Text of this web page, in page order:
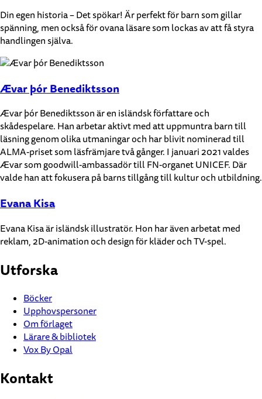
Din egen historia – Det spökar! Är perfekt för barn som gillar
spänning, men också för ovana läsare som lockas av att få styra
handlingen själva.
Ævar þór Benediktsson
Ævar þór Benediktsson är en isländsk författare och
skådespelare. Han arbetar aktivt med att uppmuntra barn till
läsning genom olika utmaningar och har blivit nominerad till
ALMA-priset som läsfrämjare två gånger. I januari 2021 valdes
Ævar som goodwill-ambassadör till FN-organet UNICEF. Där
valde han att fokusera på barns tillgång till kultur och utbildning.
Evana Kisa
Evana Kisa är isländsk illustratör. Hon har även arbetat med
reklam, 2D-animation och design för kläder och TV-spel.
Utforska
Böcker
Upphovspersoner
Om förlaget
Lärare & bibliotek
Vox By Opal
Kontakt